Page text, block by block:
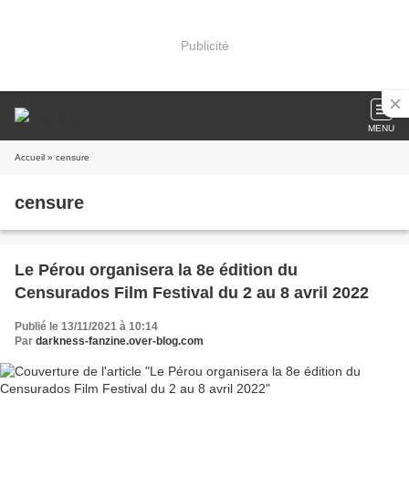
Publicité
MENU
Accueil » censure
censure
Le Pérou organisera la 8e édition du
Censurados Film Festival du 2 au 8 avril 2022
Publié le 13/11/2021 à 10:14
Par darkness-fanzine.over-blog.com